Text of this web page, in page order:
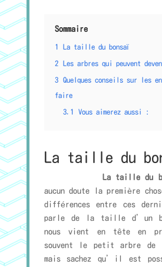
Sommaire
1 La taille du bonsaï
2 Les arbres qui peuvent
3
Quelques conseils sur les
faire
3.1 Vous aimerez aussi :
La taille du
La taille du
aucun doute la première
différences entre ces
parle de la taille d’un
nous vient en tête en
souvent le petit arbre de
mais sachez qu’il est